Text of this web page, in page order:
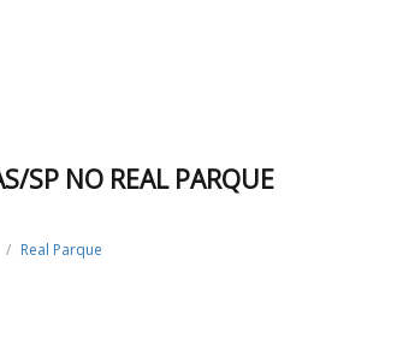
SP NO REAL PARQUE
Real Parque